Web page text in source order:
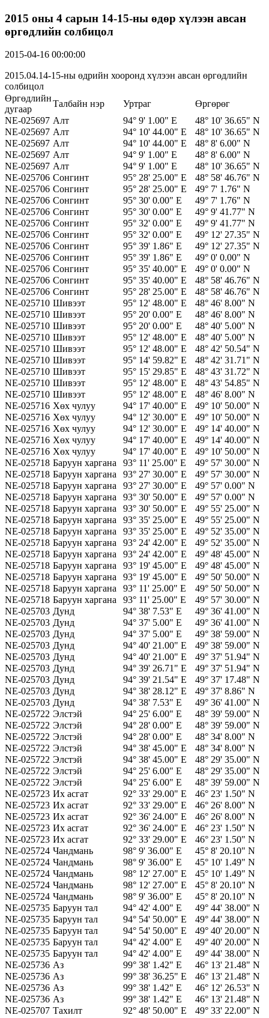
2015 оны 4 сарын 14-15-ны өдөр хүлээн авсан
өргөдлийн солбицол
2015-04-16 00:00:00
2015.04.14-15-ны өдрийн хооронд хүлээн авсан өргөдлийн
солбицол
Өргөдлийн
дугаар
Талбайн нэр Уртраг
Өргөрөг
NE-025697 Алт 94° 9' 1.00" E
48° 10' 36.65" N
NE-025697 Алт 94° 10' 44.00" E
48° 10' 36.65" N
NE-025697 Алт 94° 10' 44.00" E
48° 8' 6.00" N
NE-025697 Алт 94° 9' 1.00" E
48° 8' 6.00" N
NE-025697 Алт 94° 9' 1.00" E
48° 10' 36.65" N
NE-025706 Сонгинт 95° 28' 25.00" E
48° 58' 46.76" N
NE-025706 Сонгинт 95° 28' 25.00" E
49° 7' 1.76" N
NE-025706 Сонгинт 95° 30' 0.00" E
49° 7' 1.76" N
NE-025706 Сонгинт 95° 30' 0.00" E
49° 9' 41.77" N
NE-025706 Сонгинт 95° 32' 0.00" E
49° 9' 41.77" N
NE-025706 Сонгинт 95° 32' 0.00" E
49° 12' 27.35" N
NE-025706 Сонгинт 95° 39' 1.86" E
49° 12' 27.35" N
NE-025706 Сонгинт 95° 39' 1.86" E
49° 0' 0.00" N
NE-025706 Сонгинт 95° 35' 40.00" E
49° 0' 0.00" N
NE-025706 Сонгинт 95° 35' 40.00" E
48° 58' 46.76" N
NE-025706 Сонгинт 95° 28' 25.00" E
48° 58' 46.76" N
NE-025710 Шивээт 95° 12' 48.00" E
48° 46' 8.00" N
NE-025710 Шивээт 95° 20' 0.00" E
48° 46' 8.00" N
NE-025710 Шивээт 95° 20' 0.00" E
48° 40' 5.00" N
NE-025710 Шивээт 95° 12' 48.00" E
48° 40' 5.00" N
NE-025710 Шивээт 95° 12' 48.00" E
48° 42' 50.54" N
NE-025710 Шивээт 95° 14' 59.82" E
48° 42' 31.71" N
NE-025710 Шивээт 95° 15' 29.85" E
48° 43' 31.72" N
NE-025710 Шивээт 95° 12' 48.00" E
48° 43' 54.85" N
NE-025710 Шивээт 95° 12' 48.00" E
48° 46' 8.00" N
NE-025716 Хөх чулуу 94° 17' 40.00" E
49° 10' 50.00" N
NE-025716 Хөх чулуу 94° 12' 30.00" E
49° 10' 50.00" N
NE-025716 Хөх чулуу 94° 12' 30.00" E
49° 14' 40.00" N
NE-025716 Хөх чулуу 94° 17' 40.00" E
49° 14' 40.00" N
NE-025716 Хөх чулуу 94° 17' 40.00" E
49° 10' 50.00" N
NE-025718 Баруун харгана 93° 11' 25.00" E
49° 57' 30.00" N
NE-025718 Баруун харгана 93° 27' 30.00" E
49° 57' 30.00" N
NE-025718 Баруун харгана 93° 27' 30.00" E
49° 57' 0.00" N
NE-025718 Баруун харгана 93° 30' 50.00" E
49° 57' 0.00" N
NE-025718 Баруун харгана 93° 30' 50.00" E
49° 55' 25.00" N
NE-025718 Баруун харгана 93° 35' 25.00" E
49° 55' 25.00" N
NE-025718 Баруун харгана 93° 35' 25.00" E
49° 52' 35.00" N
NE-025718 Баруун харгана 93° 24' 42.00" E
49° 52' 35.00" N
NE-025718 Баруун харгана 93° 24' 42.00" E
49° 48' 45.00" N
NE-025718 Баруун харгана 93° 19' 45.00" E
49° 48' 45.00" N
NE-025718 Баруун харгана 93° 19' 45.00" E
49° 50' 50.00" N
NE-025718 Баруун харгана 93° 11' 25.00" E
49° 50' 50.00" N
NE-025718 Баруун харгана 93° 11' 25.00" E
49° 57' 30.00" N
NE-025703 Дунд 94° 38' 7.53" E
49° 36' 41.00" N
NE-025703 Дунд 94° 37' 5.00" E
49° 36' 41.00" N
NE-025703 Дунд 94° 37' 5.00" E
49° 38' 59.00" N
NE-025703 Дунд 94° 40' 21.00" E
49° 38' 59.00" N
NE-025703 Дунд 94° 40' 21.00" E
49° 37' 51.94" N
NE-025703 Дунд 94° 39' 26.71" E
49° 37' 51.94" N
NE-025703 Дунд 94° 39' 21.54" E
49° 37' 17.48" N
NE-025703 Дунд 94° 38' 28.12" E
49° 37' 8.86" N
NE-025703 Дунд 94° 38' 7.53" E
49° 36' 41.00" N
NE-025722 Элстэй 94° 25' 6.00" E
48° 39' 59.00" N
NE-025722 Элстэй 94° 28' 0.00" E
48° 39' 59.00" N
NE-025722 Элстэй 94° 28' 0.00" E
48° 34' 8.00" N
NE-025722 Элстэй 94° 38' 45.00" E
48° 34' 8.00" N
NE-025722 Элстэй 94° 38' 45.00" E
48° 29' 35.00" N
NE-025722 Элстэй 94° 25' 6.00" E
48° 29' 35.00" N
NE-025722 Элстэй 94° 25' 6.00" E
48° 39' 59.00" N
NE-025723 Их асгат 92° 33' 29.00" E
46° 23' 1.50" N
NE-025723 Их асгат 92° 33' 29.00" E
46° 26' 8.00" N
NE-025723 Их асгат 92° 36' 24.00" E
46° 26' 8.00" N
NE-025723 Их асгат 92° 36' 24.00" E
46° 23' 1.50" N
NE-025723 Их асгат 92° 33' 29.00" E
46° 23' 1.50" N
NE-025724 Чандмань 98° 9' 36.00" E
45° 8' 20.10" N
NE-025724 Чандмань 98° 9' 36.00" E
45° 10' 1.49" N
NE-025724 Чандмань 98° 12' 27.00" E
45° 10' 1.49" N
NE-025724 Чандмань 98° 12' 27.00" E
45° 8' 20.10" N
NE-025724 Чандмань 98° 9' 36.00" E
45° 8' 20.10" N
NE-025735 Баруун тал 94° 42' 4.00" E
49° 44' 38.00" N
NE-025735 Баруун тал 94° 54' 50.00" E
49° 44' 38.00" N
NE-025735 Баруун тал 94° 54' 50.00" E
49° 40' 20.00" N
NE-025735 Баруун тал 94° 42' 4.00" E
49° 40' 20.00" N
NE-025735 Баруун тал 94° 42' 4.00" E
49° 44' 38.00" N
NE-025736 Аз 99° 38' 1.42" E
46° 13' 21.48" N
NE-025736 Аз 99° 38' 36.25" E
46° 13' 21.48" N
NE-025736 Аз 99° 38' 1.42" E
46° 12' 26.53" N
NE-025736 Аз 99° 38' 1.42" E
46° 13' 21.48" N
NE-025707 Тахилт 92° 48' 50.00" E
49° 33' 22.00" N